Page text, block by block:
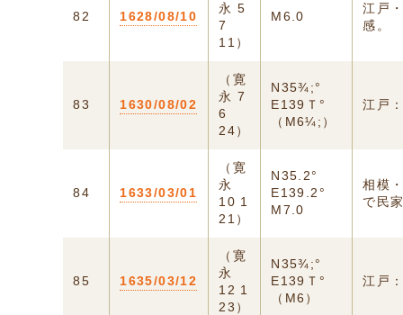
82 1628/08/10
永 5
7
11）
M6.0
江戸
感。
83 1630/08/02
（寛
永 7
6
24）
N35¾;°
E139Ｔ°
（M6¼;）
江戸
84 1633/03/01
（寛
永
10 1
21）
N35.2°
E139.2°
M7.0
相模
で民
85 1635/03/12
（寛
永
12 1
23）
N35¾;°
E139Ｔ°
（M6）
江戸